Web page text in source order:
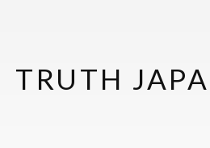
TRUTH